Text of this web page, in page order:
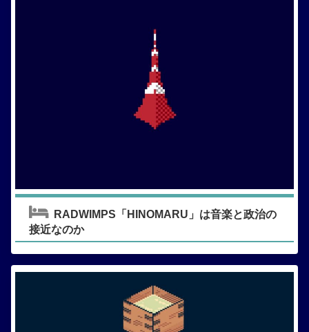
RADWIMPS「HINOMARU」は音楽と政治の
接近なのか